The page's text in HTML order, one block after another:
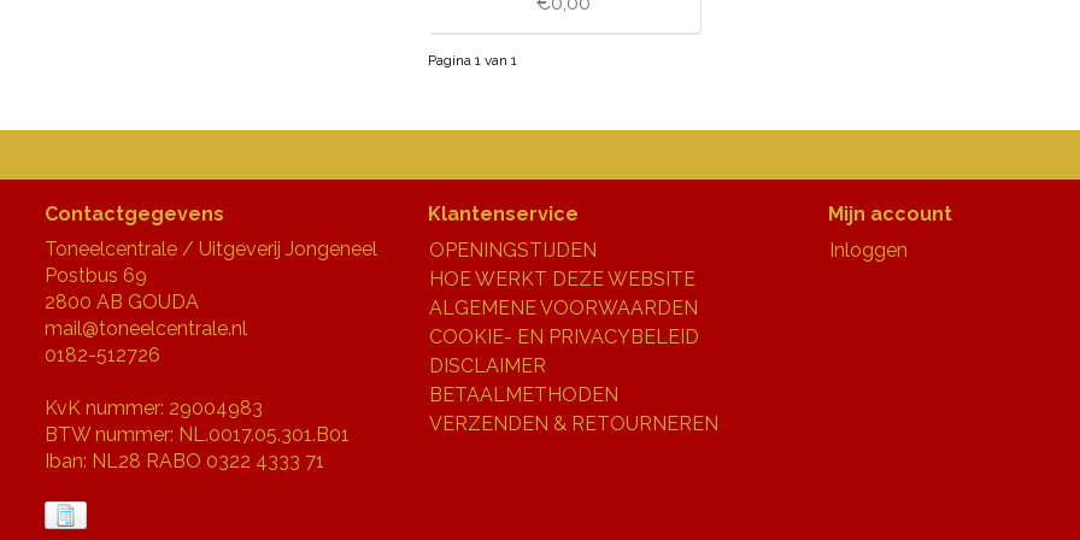
Pagina 1 van 1
Contactgegevens
Toneelcentrale / Uitgeverij Jongeneel
Postbus 69
2800 AB GOUDA
mail@toneelcentrale.nl
0182-512726
KvK nummer: 29004983
BTW nummer: NL.0017.05.301.B01
Iban: NL28 RABO 0322 4333 71
Klantenservice
OPENINGSTIJDEN
HOE WERKT DEZE WEBSITE
ALGEMENE VOORWAARDEN
COOKIE- EN PRIVACYBELEID
DISCLAIMER
BETAALMETHODEN
VERZENDEN & RETOURNEREN
Mijn account
Inloggen